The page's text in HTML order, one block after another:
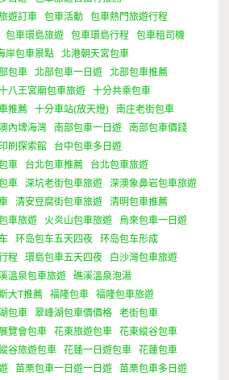
遊訂車 包車活動
包車熱門旅遊行程
包車環島旅遊 包車環島行程
包車租司機
岸包車景點
北港朝天宮包車
包車 北部包車一日遊
北部包車推薦
八王宮廟包車旅遊
十分共乘包車
推薦 十分車站(放天燈)
南庄老街包車
內埤海灣 南部包車一日遊
南部包車價錢
刷探索館
台中包車多日遊
車 台北包車推薦
台北包車旅遊
車 深坑老街包車旅遊
深澳象鼻岩包車旅遊
清安豆腐街包車旅遊
清明包車推薦
車旅遊 火炎山包車旅遊
烏來包車一日遊
环岛包车五天四夜
环岛包车形成
程 環島包車五天四夜
白沙灣包車旅遊
溫泉包車旅遊
礁溪溫泉泡湯
大T推薦 福隆包車
福隆包車旅遊
包車 翠峰湖包車價價格
老街包車
覽會包車 花東旅遊包車
花東縱谷包車
谷旅遊包車 花蓮一日遊包車
花蓮包車
苗栗包車一日遊一日遊
苗栗包車多日遊